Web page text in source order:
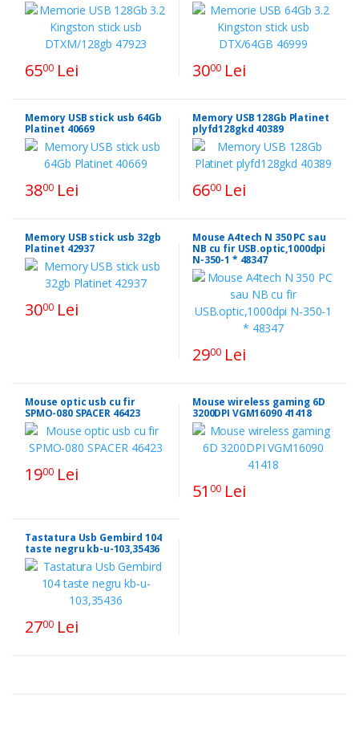
6500Lei 3000Lei
Memory USB stick usb 64Gb
Platinet 40669
3800Lei
Memory USB 128Gb Platinet
plyfd128gkd 40389
6600Lei
Memory USB stick usb 32gb
Platinet 42937
3000Lei
Mouse A4tech N 350 PC sau
NB cu fir USB.optic,1000dpi
N-350-1 * 48347
2900Lei
Mouse optic usb cu fir
SPMO-080 SPACER 46423
1900Lei
Mouse wireless gaming 6D
3200DPI VGM16090 41418
51 00Lei
Tastatura Usb Gembird 104
taste negru kb-u-103,35436
2700Lei